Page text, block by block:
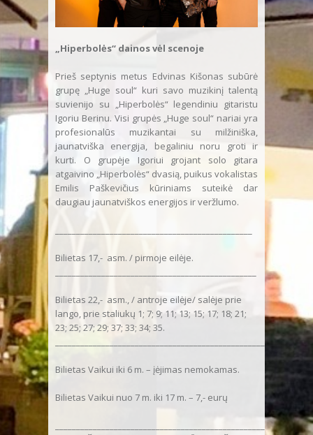
„Hiperbolės“ dainos vėl scenoje
Prieš septynis metus Edvinas Kišonas subūrė
grupę „Huge soul“ kuri savo muzikinį talentą
suvienijo su „Hiperbolės“ legendiniu gitaristu
Igoriu Berinu. Visi grupės „Huge soul“ nariai yra
profesionalūs muzikantai su milžiniška,
jaunatviška energija, begaliniu noru groti ir
kurti. O grupėje Igoriui grojant solo gitara
atgaivino „Hiperbolės“ dvasią, puikus vokalistas
Emilis Paškevičius kūriniams suteikė dar
daugiau jaunatviškos energijos ir veržlumo.
Bilietas 17,- asm. / pirmoje eilėje.
Bilietas 22,- asm., / antroje eilėje/ salėje prie
lango, prie staliukų 1; 7; 9; 11; 13; 15; 17; 18; 21;
23; 25; 27; 29; 37; 33; 34; 35.
___________________________________________________
Bilietas Vaikui iki 6 m. – įėjimas nemokamas.
Bilietas Vaikui nuo 7 m. iki 17 m. – 7,- eurų
_____________________________________________________